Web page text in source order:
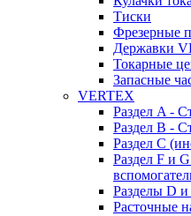
Тиски
Фрезерные
Державки
Токарные
Запасные
VERTEX
Раздел A -
Раздел B -
Раздел C
Раздел F и
Разделы D и
Расточные